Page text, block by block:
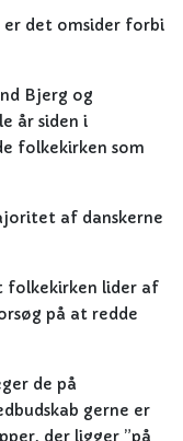
er det omsider forbi
Bjerg og
år siden i
folkekirken som
af danskerne
lider af
på at redde
de på
gerne er
der ligger ”på